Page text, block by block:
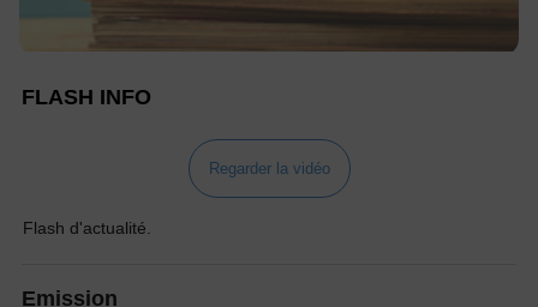
FLASH INFO
Regarder la vidéo
Flash d'actualité.
Emission